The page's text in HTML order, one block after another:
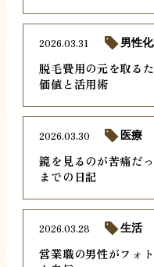
脱毛費用の元を取る
価値と活用術
2026.03.31 男性
鏡を見るのが苦痛だ
までの日記
2026.03.30 医療
営業職の男性がフォ
2026.03.28 生活